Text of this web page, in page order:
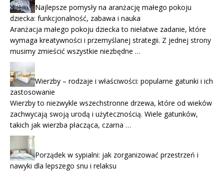
Najlepsze pomysły na aranżację małego pokoju
dziecka: funkcjonalność, zabawa i nauka
Aranżacja małego pokoju dziecka to niełatwe zadanie, które
wymaga kreatywności i przemyślanej strategii. Z jednej strony
musimy zmieścić wszystkie niezbędne …
Wierzby – rodzaje i właściwości: popularne gatunki i ich
zastosowanie
Wierzby to niezwykle wszechstronne drzewa, które od wieków
zachwycają swoją urodą i użytecznością. Wiele gatunków,
takich jak wierzba płacząca, czarna …
Porządek w sypialni: jak zorganizować przestrzeń i
nawyki dla lepszego snu i relaksu